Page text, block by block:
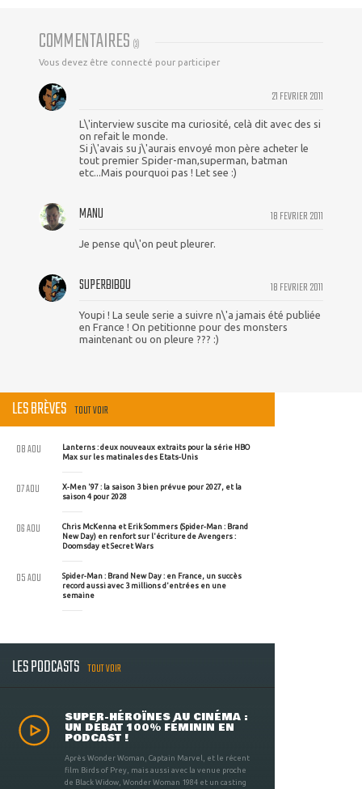
COMMENTAIRES (3)
Vous devez être connecté pour participer
21 FEVRIER 2011
L\'interview suscite ma curiosité, celà dit avec des si
on refait le monde.
Si j\'avais su j\'aurais envoyé mon père acheter le
tout premier Spider-man,superman, batman
etc...Mais pourquoi pas ! Let see :)
18 FEVRIER 2011
MANU
Je pense qu\'on peut pleurer.
18 FEVRIER 2011
SUPERBIBOU
Youpi ! La seule serie a suivre n\'a jamais été publiée
en France ! On petitionne pour des monsters
maintenant ou on pleure ??? :)
LES BRÈVES TOUT VOIR
Lanterns : deux nouveaux extraits pour la série HBO
Max sur les matinales des Etats-Unis
08 AOU
X-Men '97 : la saison 3 bien prévue pour 2027, et la
saison 4 pour 2028
07 AOU
Chris McKenna et Erik Sommers (Spider-Man : Brand
New Day) en renfort sur l'écriture de Avengers :
Doomsday et Secret Wars
06 AOU
Spider-Man : Brand New Day : en France, un succès
record aussi avec 3 millions d'entrées en une
semaine
05 AOU
LES PODCASTS TOUT VOIR
SUPER-HÉROÏNES AU CINÉMA :
UN DÉBAT 100% FÉMININ EN
PODCAST !
Après Wonder Woman, Captain Marvel, et le récent
film Birds of Prey, mais aussi avec la venue proche
de Black Widow, Wonder Woman 1984 et un casting